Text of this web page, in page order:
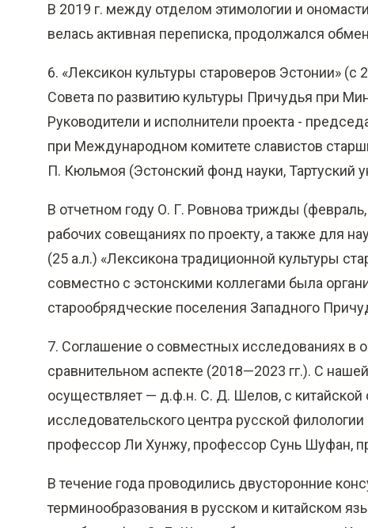
В 2019 г. между отделом этимологии и
велась активная переписка, продолжался
6. «Лексикон культуры староверов Эстонии» (с
Совета по развитию культуры Причудья при
Руководители и исполнители проекта -
при Международном комитете славистов
П. Кюльмоя (Эстонский фонд науки, Тартуский
В отчетном году О. Г. Ровнова трижды
рабочих совещаниях по проекту, а также для
(25 а.л.) «Лексикона традиционной культуры
совместно с эстонскими коллегами была
старообрядческие поселения Западного
7. Соглашение о совместных исследованиях в
сравнительном аспекте (2018—2023 гг.). С
осуществляет — д.ф.н. С. Д. Шелов, с
исследовательского центра русской
профессор Ли Хунжу, профессор Сунь Шуфан,
В течение года проводились двусторонние
терминообразования в русском и китайском